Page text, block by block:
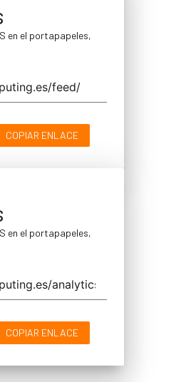
en el portapapeles,
COPIAR ENLACE
en el portapapeles,
COPIAR ENLACE